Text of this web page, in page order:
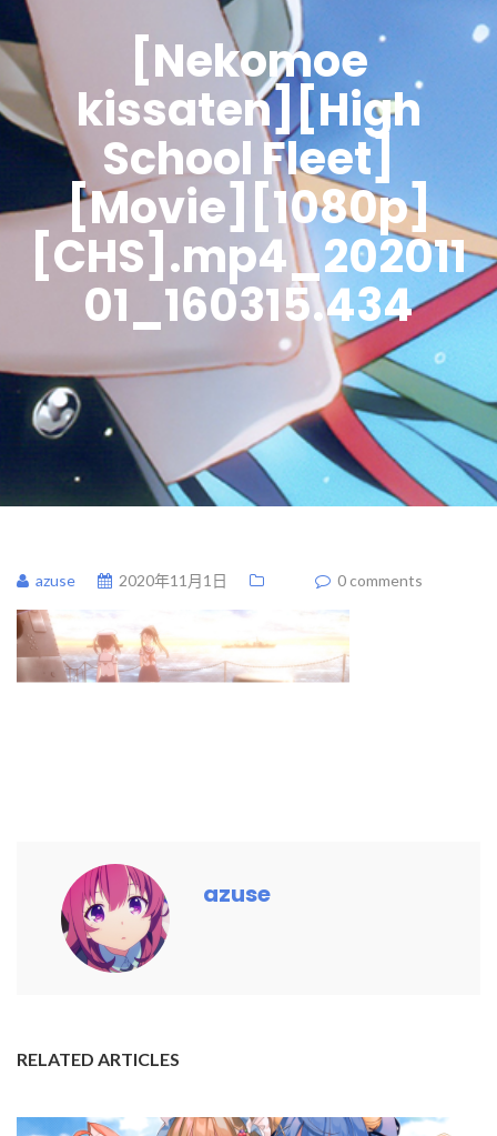
[Nekomoe
kissaten][High
School Fleet]
[Movie][1080p]
[CHS].mp4_202011
01_160315.434
azuse 2020年11月1日 0 comments
azuse
RELATED ARTICLES